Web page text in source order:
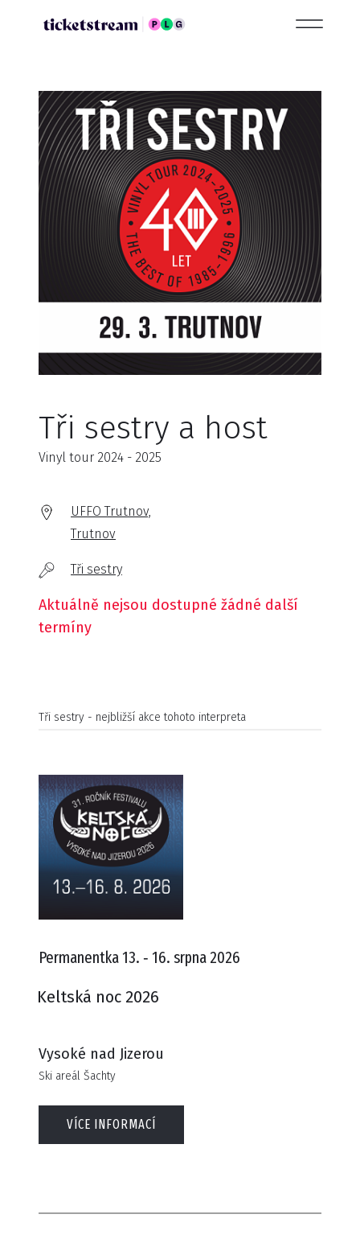
Tři sestry a host
Vinyl tour 2024 - 2025
UFFO Trutnov,
Trutnov
Tři sestry
Aktuálně nejsou dostupné žádné další
termíny
Tři sestry - nejbližší akce tohoto interpreta
Permanentka 13. ‑ 16. srpna 2026
Keltská noc 2026
Vysoké nad Jizerou
Ski areál Šachty
VÍCE INFORMACÍ